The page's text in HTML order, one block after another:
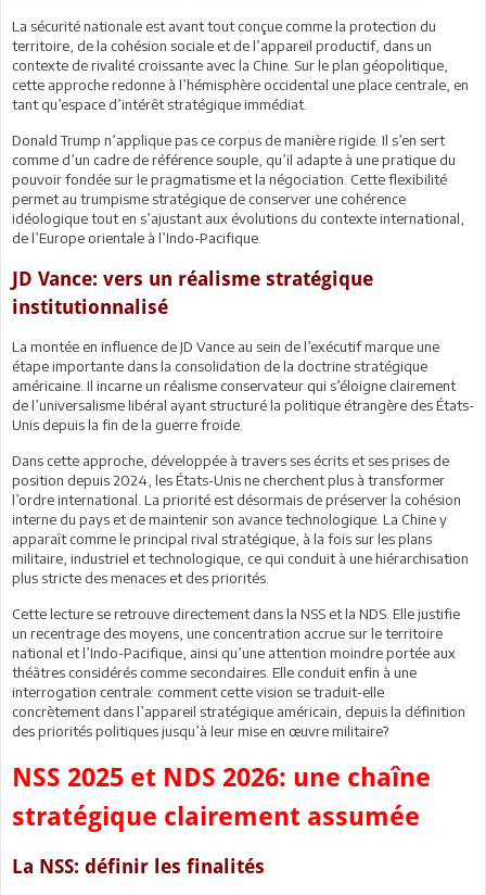
La sécurité nationale est avant tout conçue comme la protection du
territoire, de la cohésion sociale et de l’appareil productif, dans un
contexte de rivalité croissante avec la Chine. Sur le plan géopolitique,
cette approche redonne à l’hémisphère occidental une place centrale, en
tant qu’espace d’intérêt stratégique immédiat.
Donald Trump n’applique pas ce corpus de manière rigide. Il s’en sert
comme d’un cadre de référence souple, qu’il adapte à une pratique du
pouvoir fondée sur le pragmatisme et la négociation. Cette flexibilité
permet au trumpisme stratégique de conserver une cohérence
idéologique tout en s’ajustant aux évolutions du contexte international,
de l’Europe orientale à l’Indo-Pacifique.
JD Vance: vers un réalisme stratégique
institutionnalisé
La montée en influence de JD Vance au sein de l’exécutif marque une
étape importante dans la consolidation de la doctrine stratégique
américaine. Il incarne un réalisme conservateur qui s’éloigne clairement
de l’universalisme libéral ayant structuré la politique étrangère des États-
Unis depuis la fin de la guerre froide.
Dans cette approche, développée à travers ses écrits et ses prises de
position depuis 2024, les États-Unis ne cherchent plus à transformer
l’ordre international. La priorité est désormais de préserver la cohésion
interne du pays et de maintenir son avance technologique. La Chine y
apparaît comme le principal rival stratégique, à la fois sur les plans
militaire, industriel et technologique, ce qui conduit à une hiérarchisation
plus stricte des menaces et des priorités.
Cette lecture se retrouve directement dans la NSS et la NDS. Elle justifie
un recentrage des moyens, une concentration accrue sur le territoire
national et l’Indo-Pacifique, ainsi qu’une attention moindre portée aux
théâtres considérés comme secondaires. Elle conduit enfin à une
interrogation centrale: comment cette vision se traduit-elle
concrètement dans l’appareil stratégique américain, depuis la définition
des priorités politiques jusqu’à leur mise en œuvre militaire?
NSS 2025 et NDS 2026: une chaîne
stratégique clairement assumée
La NSS: définir les finalités